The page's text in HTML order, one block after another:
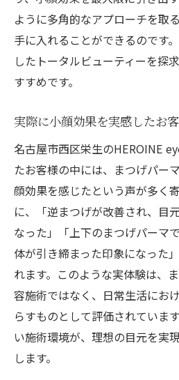
ように多角的なアプローチを取
手に入れることができるのです
したトータルビューティーを探
すすめです。
実際に小顔効果を実感したお
名古屋市西区栄生のHEROINE
たお客様の中には、まつげパー
顔効果を感じたという声が多く
に、「逆まつげが改善され、目
なった」「上下のまつげパーマ
体が引き締まった印象になった
れます。このような実体験は、
容施術ではなく、日常生活にお
らすものとして評価されていま
い施術環境が、理想の目元を実
します。